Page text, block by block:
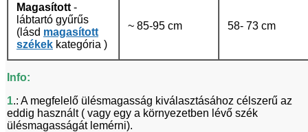
Magasított -
lábtartó gyűrűs
(lásd magasított
székek kategória )
~ 85-95 cm 58- 73 cm
Info:
1.: A megfelelő ülésmagasság kiválasztásához célszerű az
eddig használt ( vagy egy a környezetben lévő szék
ülésmagasságát lemérni).